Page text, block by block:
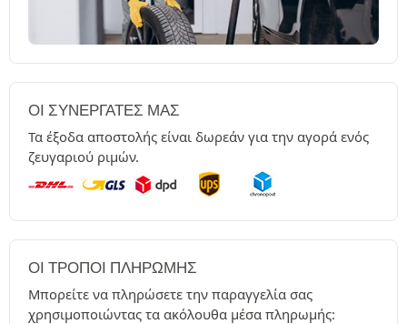
ΟΙ ΣΥΝΕΡΓΆΤΕΣ ΜΑΣ
Τα έξοδα αποστολής είναι δωρεάν για την αγορά ενός
ζευγαριού ριμών.
ΟΙ ΤΡΌΠΟΙ ΠΛΗΡΩΜΉΣ
Μπορείτε να πληρώσετε την παραγγελία σας
χρησιμοποιώντας τα ακόλουθα μέσα πληρωμής: